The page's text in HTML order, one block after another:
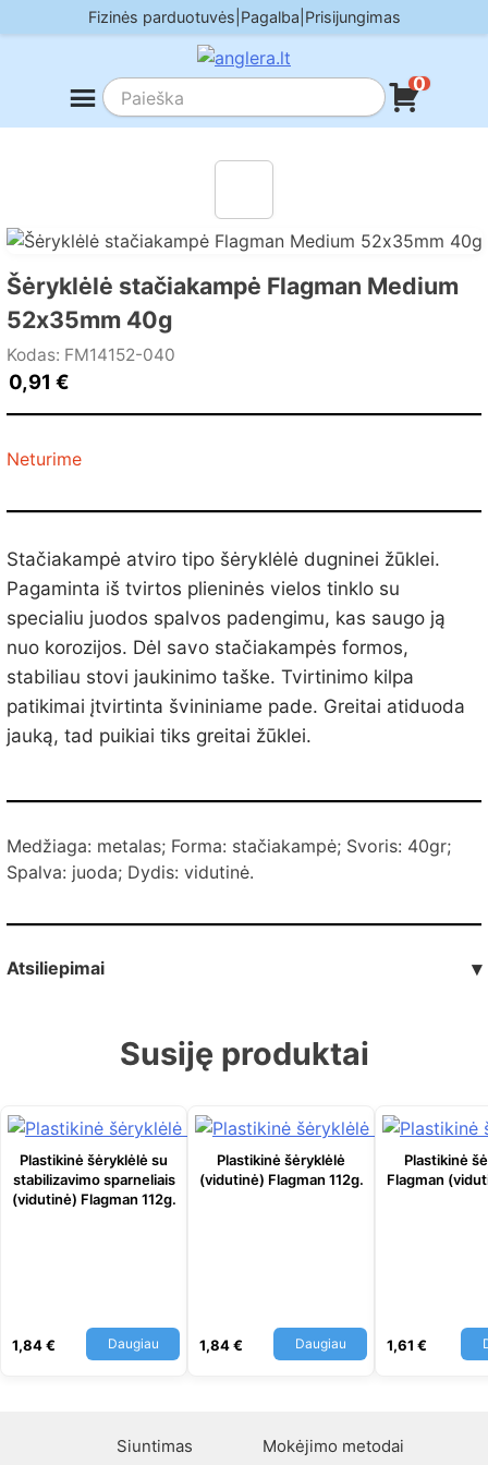
to
Fizinės parduotuvės Pagalba Prisijungimas
0
Šėryklėlė stačiakampė Flagman Medium
52х35mm 40g
Kodas: FM14152-040
0,91 €
Neturime
Stačiakampė atviro tipo šėryklėlė dugninei žūklei.
Pagaminta iš tvirtos plieninės vielos tinklo su
specialiu juodos spalvos padengimu, kas saugo ją
nuo korozijos. Dėl savo stačiakampės formos,
stabiliau stovi jaukinimo taške. Tvirtinimo kilpa
patikimai įtvirtinta švininiame pade. Greitai atiduoda
jauką, tad puikiai tiks greitai žūklei.
Medžiaga: metalas; Forma: stačiakampė; Svoris: 40gr;
Spalva: juoda; Dydis: vidutinė.
Atsiliepimai ▾
Susiję produktai
Plastikinė šėryklėlė su
stabilizavimo sparneliais
(vidutinė) Flagman 112g.
1,84€ Daugiau
Plastikinė šėryklėlė
(vidutinė) Flagman 112g.
1,84€ Daugiau
Plastikinė
Flagman
1,61 €
Siuntimas Mokėjimo metodai